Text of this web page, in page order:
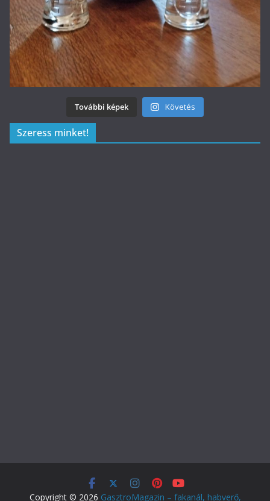
További képek Követés
Szeress minket!
Copyright © 2026 GasztroMagazin – fakanál, habverő,